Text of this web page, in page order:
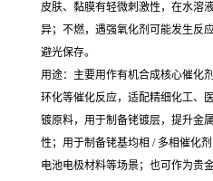
皮肤、黏膜有轻微刺激性，在水溶
异；不燃，遇强氧化剂可能发生反
避光保存。
用途：主要用作有机合成核心催化
环化等催化反应，适配精细化工、
镀原料，用于制备铑镀层，提升金
性；用于制备铑基均相 / 多相催化
电池电极材料等场景；也可作为贵